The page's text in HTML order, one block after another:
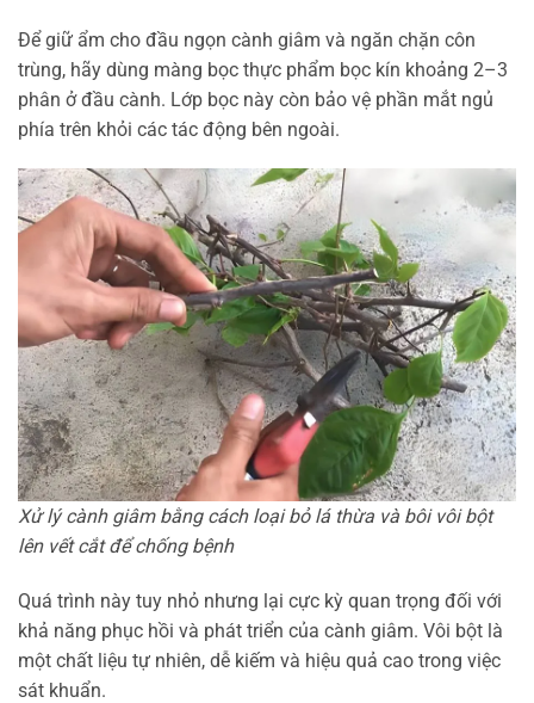
Để giữ ẩm cho đầu ngọn cành giâm và ngăn chặn côn
trùng, hãy dùng màng bọc thực phẩm bọc kín khoảng 2–3
phân ở đầu cành. Lớp bọc này còn bảo vệ phần mắt ngủ
phía trên khỏi các tác động bên ngoài.
Xử lý cành giâm bằng cách loại bỏ lá thừa và bôi vôi bột
lên vết cắt để chống bệnh
Quá trình này tuy nhỏ nhưng lại cực kỳ quan trọng đối với
khả năng phục hồi và phát triển của cành giâm. Vôi bột là
một chất liệu tự nhiên, dễ kiếm và hiệu quả cao trong việc
sát khuẩn.